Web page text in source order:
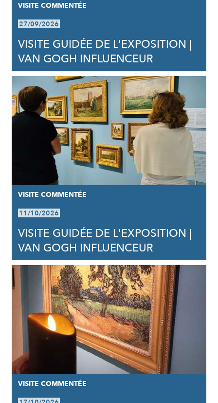
VISITE COMMENTÉE
27/09/2026
VISITE GUIDÉE DE L'EXPOSITION |
VAN GOGH INFLUENCEUR
VISITE COMMENTÉE
11/10/2026
VISITE GUIDÉE DE L'EXPOSITION |
VAN GOGH INFLUENCEUR
VISITE COMMENTÉE